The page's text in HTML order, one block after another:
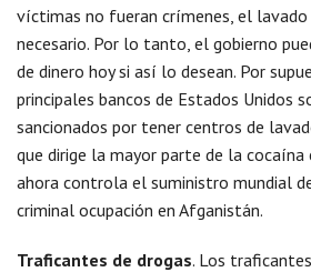
víctimas no fueran crímenes, el lavado
necesario. Por lo tanto, el gobierno
de dinero hoy si así lo desean. Por
principales bancos de Estados Unidos
sancionados por tener centros de
que dirige la mayor parte de la cocaína
ahora controla el suministro mundial
criminal ocupación en Afganistán.
Traficantes de drogas. Los